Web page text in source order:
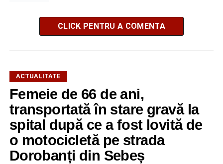
CLICK PENTRU A COMENTA
ACTUALITATE
Femeie de 66 de ani,
transportată în stare gravă la
spital după ce a fost lovită de
o motocicletă pe strada
Dorobanți din Sebeș